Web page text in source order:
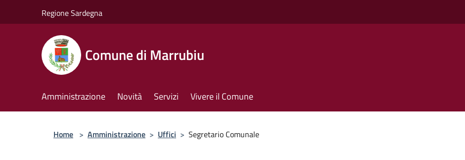
Regione Sardegna
Comune di Marrubiu
Amministrazione Novità Servizi Vivere il Comune
Home > Amministrazione > Uffici > Segretario Comunale